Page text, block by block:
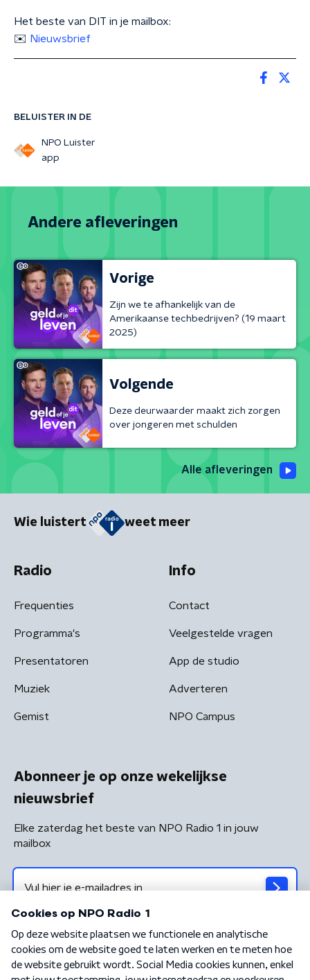
BELUISTER IN DE
NPO Luister
app
Het beste van DIT in je mailbox:
✉️ Nieuwsbrief
Andere afleveringen
Vorige
Zijn we te afhankelijk van de
Amerikaanse techbedrijven? (19 maart
2025)
Volgende
Deze deurwaarder maakt zich zorgen
over jongeren met schulden
Alle afleveringen
Wie luistert weet meer
Radio
Frequenties
Programma's
Presentatoren
Muziek
Gemist
Info
Contact
Veelgestelde vragen
App de studio
Adverteren
NPO Campus
Abonneer je op onze wekelijkse
nieuwsbrief
Elke zaterdag het beste van NPO Radio 1 in jouw
mailbox
Algemene voorwaarden